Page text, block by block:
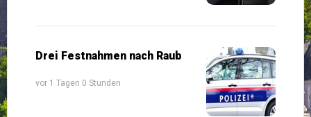
Drei Festnahmen nach Raub
vor 1 Tagen 0 Stunden